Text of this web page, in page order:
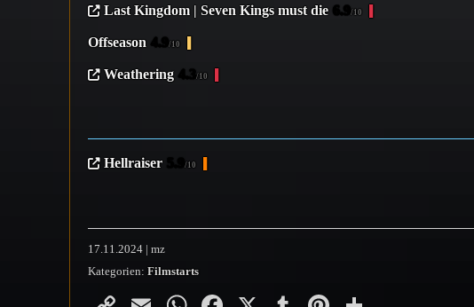
Last Kingdom | Seven Kings must die 6.9/10
Offseason 4.9/10
Weathering 4.3/10
Hellraiser 5.9/10
17.11.2024 | mz
Kategorien:Filmstarts